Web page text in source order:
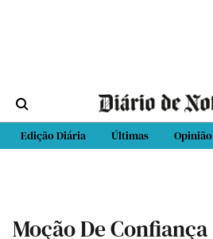
Edição Diária Últimas Opinião
Moção De Confiança